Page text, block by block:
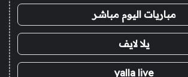
مباريات اليوم مباشر
يلا لايف
yalla live